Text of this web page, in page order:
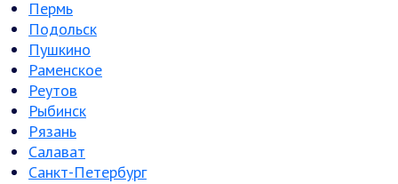
Пермь
Подольск
Пушкино
Раменское
Реутов
Рыбинск
Рязань
Салават
Санкт-Петербург